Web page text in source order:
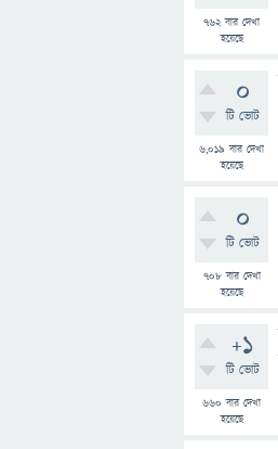
762বার দেখা
হয়েছে
0
টি ভোট
6,019 বার দেখা
হয়েছে
0
টি ভোট
708বার দেখা
হয়েছে
+1
টি ভোট
660 বার দেখা
হয়েছে